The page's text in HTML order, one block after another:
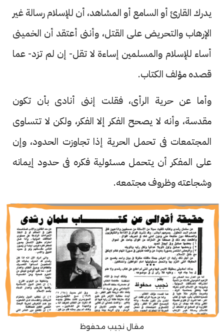
يدرك القارئ أو السامع أو المشاهد، أن للإسلام رسالة غير
الإرهاب والتحريض على القتل، وأننى أعتقد أن الخمينى
أساء للإسلام والمسلمين إساءة لا تقل- إن لم تزد- عما
قصده مؤلف الكتاب.
وأما عن حرية الرأى، فقلت إننى أنادى بأن تكون
مقدسة، وأنه لا يصحح الفكر إلا الفكر، ولكن لا تتساوى
المجتمعات فى تحمل الحرية إذا تجاوزت الحدود، وإن
على المفكر أن يتحمل مسئولية فكره فى حدود إيمانه
وشجاعته وظروف مجتمعه.
مقال نجيب محفوظ